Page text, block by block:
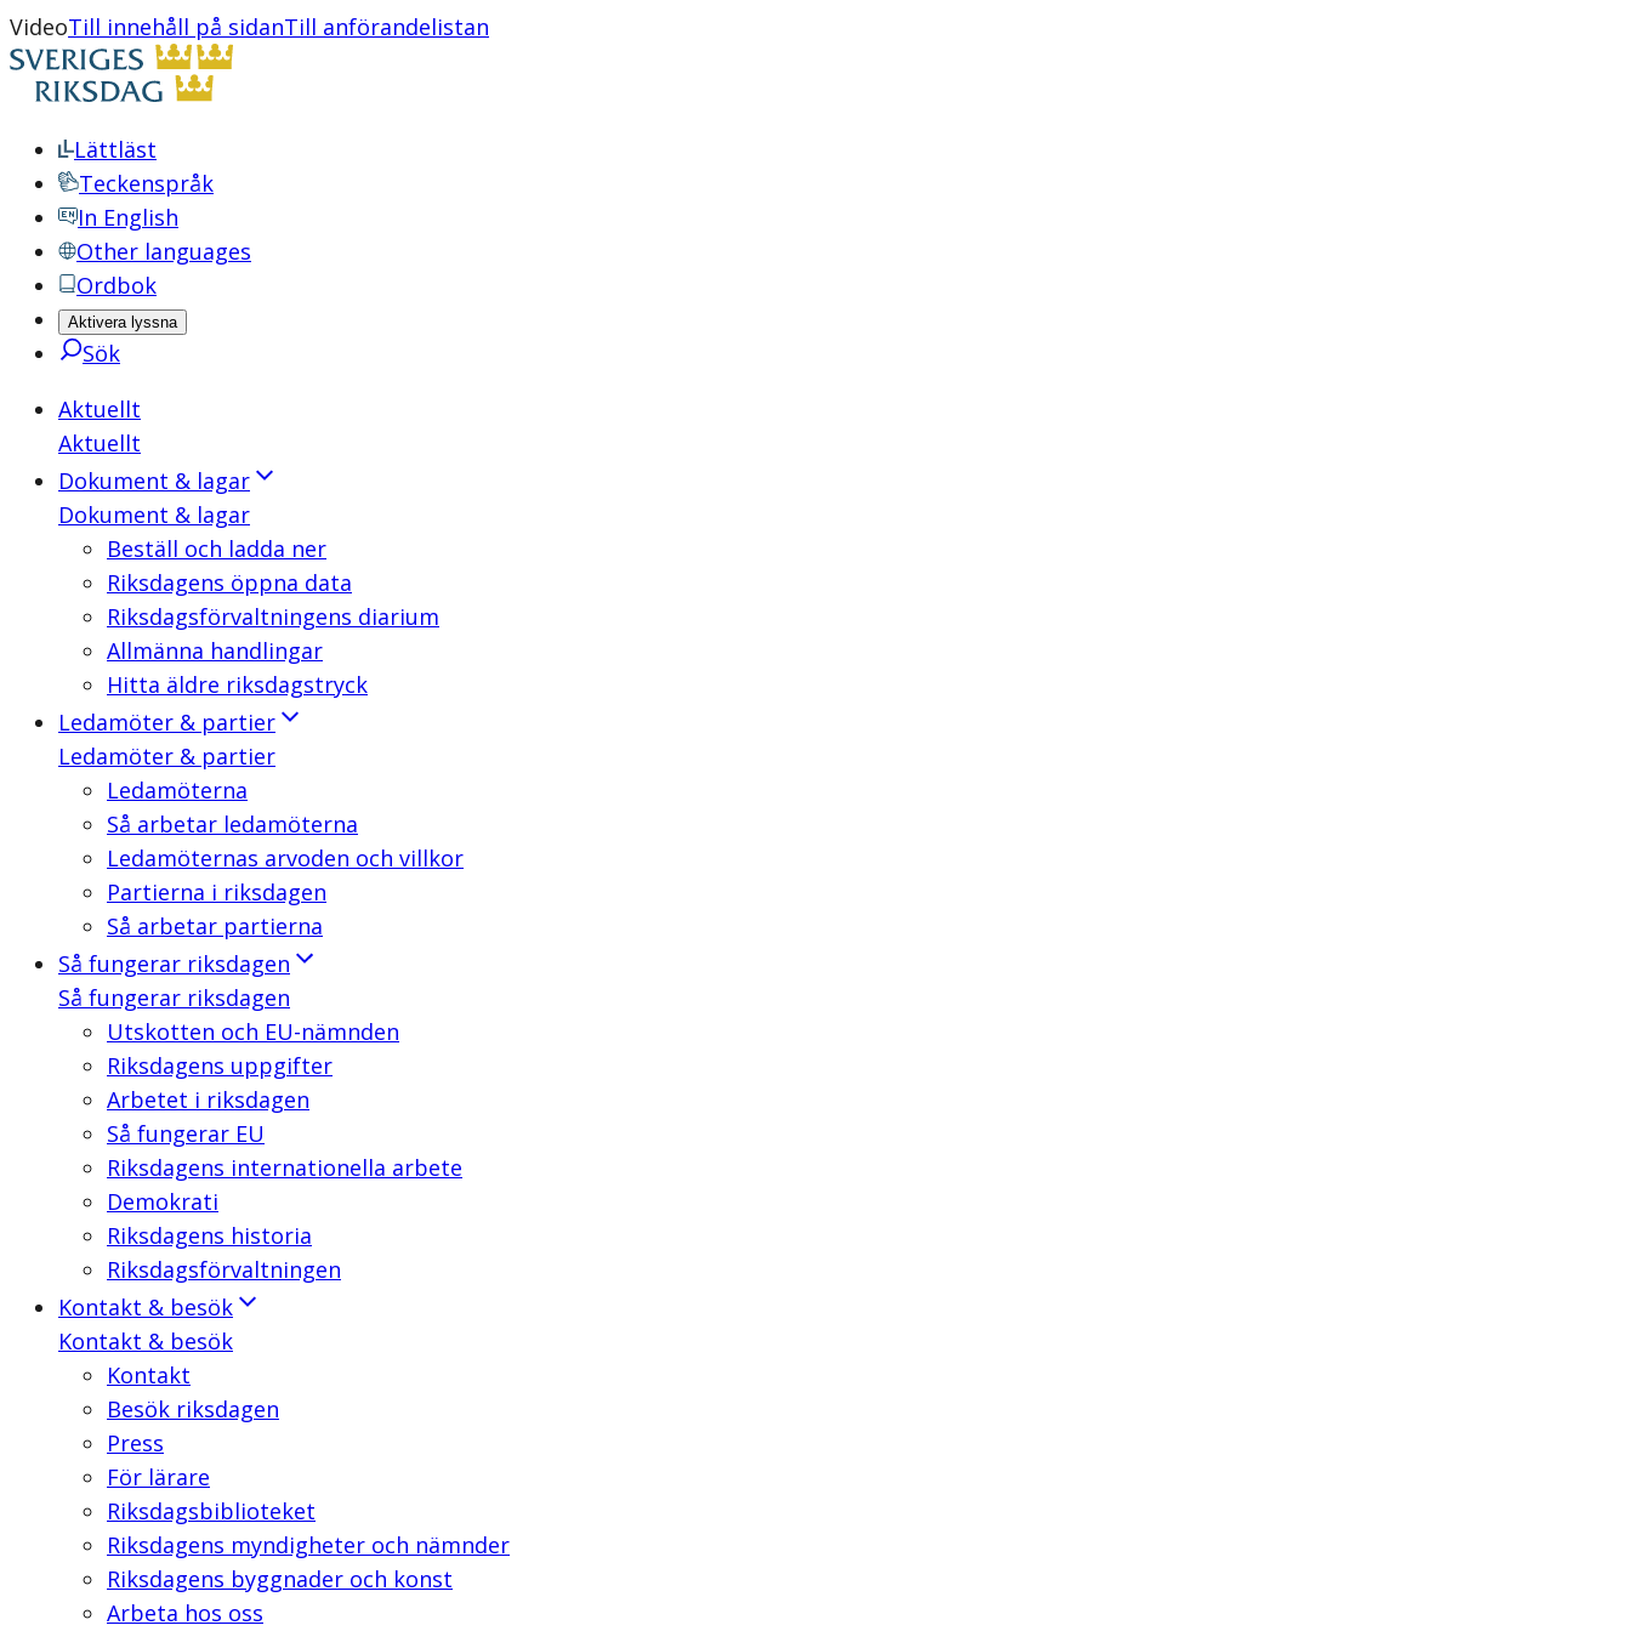
VideoTill innehåll på sidanTill anförandelistan
Lättläst
Teckenspråk
In English
Other languages
Ordbok
Aktivera lyssna
Sök
Aktuellt
Aktuellt
Dokument & lagar
Dokument & lagar
Beställ och ladda ner
Riksdagens öppna data
Riksdagsförvaltningens diarium
Allmänna handlingar
Hitta äldre riksdagstryck
Ledamöter & partier
Ledamöter & partier
Ledamöterna
Så arbetar ledamöterna
Ledamöternas arvoden och villkor
Partierna i riksdagen
Så arbetar partierna
Så fungerar riksdagen
Så fungerar riksdagen
Utskotten och EU-nämnden
Riksdagens uppgifter
Arbetet i riksdagen
Så fungerar EU
Riksdagens internationella arbete
Demokrati
Riksdagens historia
Riksdagsförvaltningen
Kontakt & besök
Kontakt & besök
Kontakt
Besök riksdagen
Press
För lärare
Riksdagsbiblioteket
Riksdagens myndigheter och nämnder
Riksdagens byggnader och konst
Arbeta hos oss